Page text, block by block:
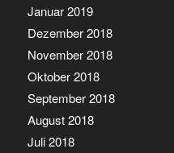
Januar 2019
Dezember 2018
November 2018
Oktober 2018
September 2018
August 2018
Juli 2018